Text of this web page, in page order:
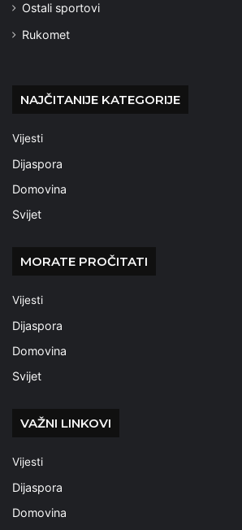
Ostali sportovi
Rukomet
NAJČITANIJE KATEGORIJE
Vijesti
Dijaspora
Domovina
Svijet
MORATE PROČITATI
Vijesti
Dijaspora
Domovina
Svijet
VAŽNI LINKOVI
Vijesti
Dijaspora
Domovina